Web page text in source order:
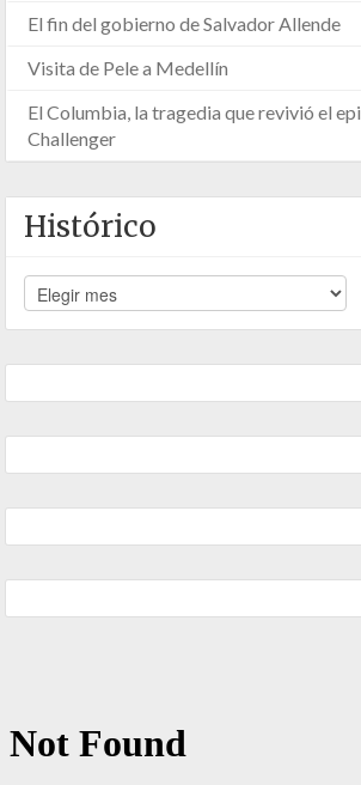
El fin del gobierno de Salvador Allende
Visita de Pele a Medellín
El Columbia, la tragedia que revivió el
Challenger
Histórico